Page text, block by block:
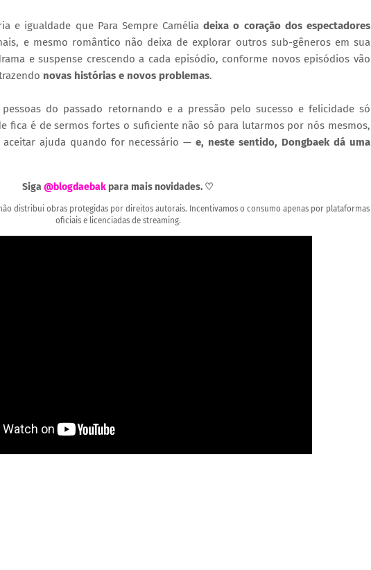
e igualdade que Para Sempre Caméliadeixa o coração dos espectadores
e mesmo romântico não deixa de explorar outros sub-gêneros em sua
e suspense crescendo a cada episódio, conforme novos episódios vão
novas histórias e novos problemas.
do passado retornando e a pressão pelo sucesso e felicidade só
fica é de sermos fortes o suficiente não só para lutarmos por nós mesmos,
aceitar ajuda quando for necessário —e, neste sentido, Dongbaek dá uma
Siga @blogdaebak para mais novidades. ♡
distribui obras protegidas por direitos autorais. Incentivamos o consumo apenas por plataformas
oficiais e licenciadas de streaming.